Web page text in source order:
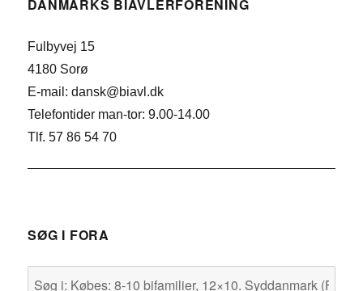
DANMARKS BIAVLERFORENING
Fulbyvej 15
4180 Sorø
E-mail: dansk@biavl.dk
Telefontider man-tor: 9.00-14.00
Tlf. 57 86 54 70
SØG I FORA